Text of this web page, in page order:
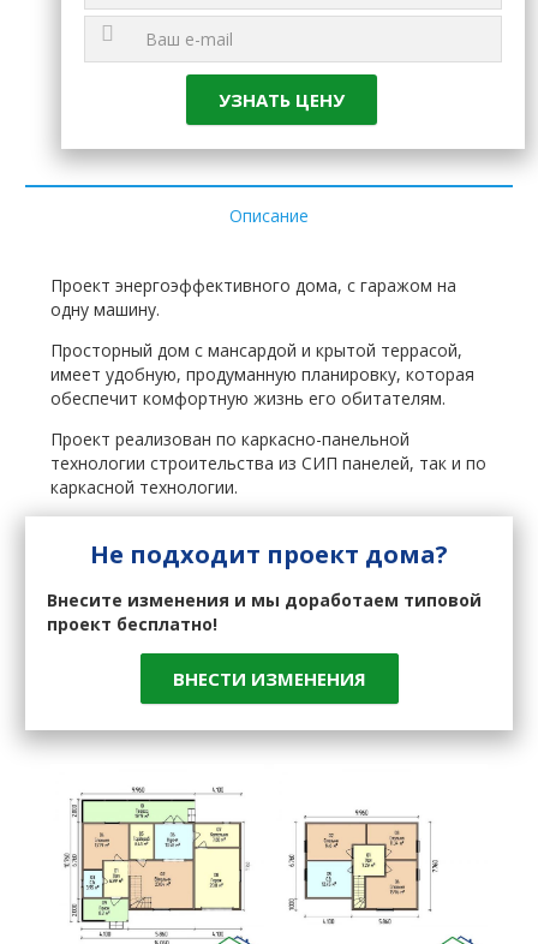
Описание
Проект энергоэффективного дома, с гаражом на
одну машину.
Просторный дом с мансардой и крытой террасой,
имеет удобную, продуманную планировку, которая
обеспечит комфортную жизнь его обитателям.
Проект реализован по каркасно-панельной
технологии строительства из СИП панелей, так и по
каркасной технологии.
Не подходит проект дома?
Внесите изменения и мы доработаем типовой
проект бесплатно!
ВНЕСТИ ИЗМЕНЕНИЯ